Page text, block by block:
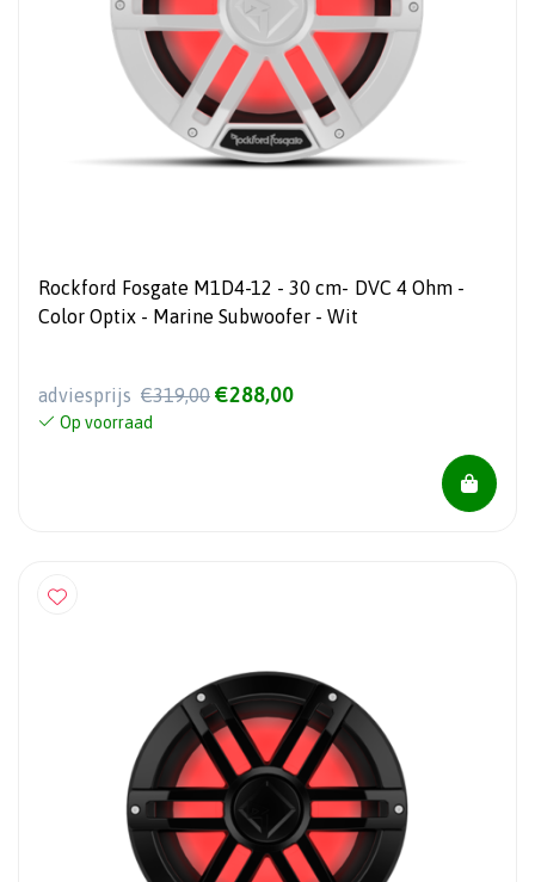
Rockford Fosgate M1D4-12 - 30 cm- DVC 4 Ohm -
Color Optix - Marine Subwoofer - Wit
adviesprijs €319,00 €288,00
Op voorraad